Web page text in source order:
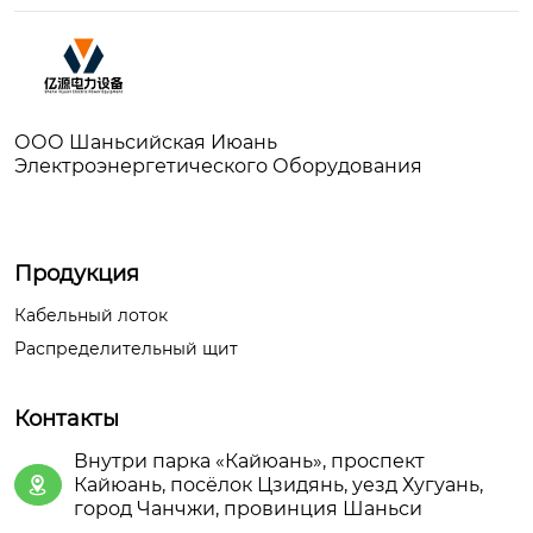
ООО Шаньсийская Июань
Электроэнергетического Оборудования
Продукция
Кабельный лоток
Распределительный щит
Контакты

Внутри парка «Кайюань», проспект
Кайюань, посёлок Цзидянь, уезд Хугуань,
город Чанчжи, провинция Шаньси